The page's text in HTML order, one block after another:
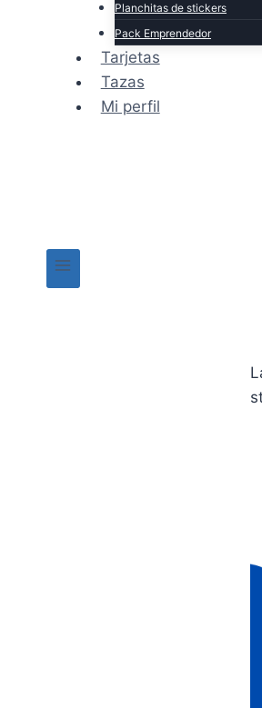
Planchitas de stickers
Pack Emprendedor
Tarjetas
Tazas
Mi perfil